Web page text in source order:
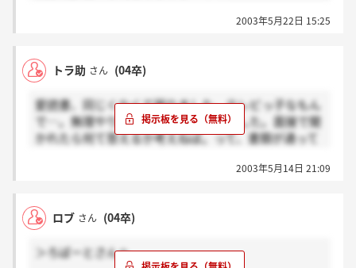
2003年5月22日 15:25
トラ助 さん (04卒)
愛読書、同じくなくて困りました。テレビっ子なもん
で…。無理やり書いて郵送しちゃいました。面接で聞
かれたら何て答えるか考えねば。って、書類が通って
2003年5月14日 21:09
ロブ さん (04卒)
＞ろばーとさんへ